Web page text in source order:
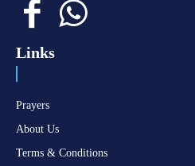
Links
Prayers
About Us
Terms & Conditions